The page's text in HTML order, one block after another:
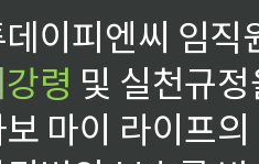
이피엔씨 임
령 및 실천규
마이 라이프